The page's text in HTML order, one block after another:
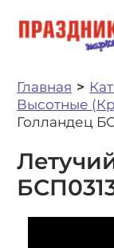
Главная
Высотные
Голландец